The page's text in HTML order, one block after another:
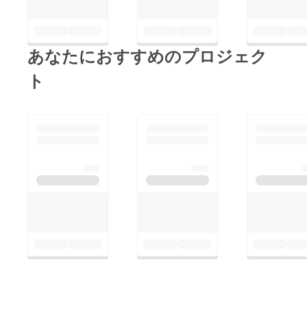
あなたにおすすめのプロジェク
ト